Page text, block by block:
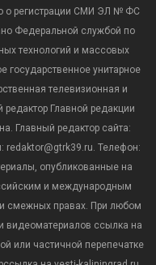
о регистрации СМИ ЭЛ № ФС
Федеральной службой по
технологий и массовых
государственное унитарное
телевизионная и
Главной редакции
Главный редактор сайта:
redaktor@gtrk39.ru. Телефон:
опубликованные на
и международным
смежных правах. При любом
видеоматериалов ссылка на
или частичной перепечатке